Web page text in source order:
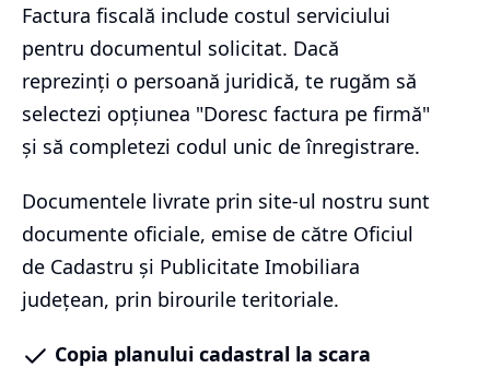
Factura fiscală include costul serviciului
pentru documentul solicitat. Dacă
reprezinți o persoană juridică, te rugăm să
selectezi opțiunea "Doresc factura pe firmă"
și să completezi codul unic de înregistrare.
Documentele livrate prin site-ul nostru sunt
documente oficiale, emise de către Oficiul
de Cadastru și Publicitate Imobiliara
județean, prin birourile teritoriale.
Copia planului cadastral la scara